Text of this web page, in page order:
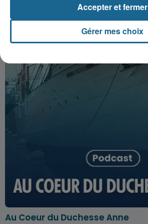
Au Coeur du Duchesse Anne
Gérer mes choix
Accepter et fermer